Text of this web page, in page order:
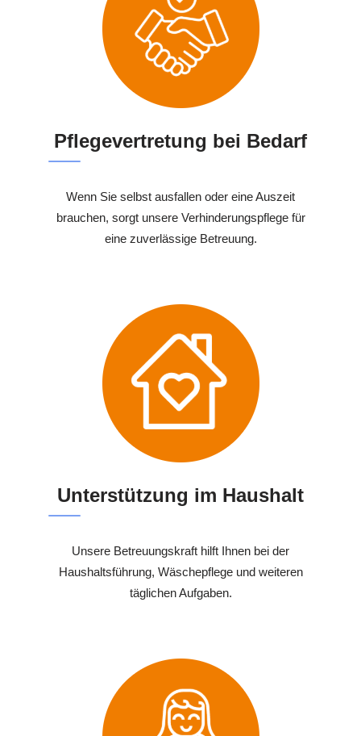
Pflegevertretung bei Bedarf
Wenn Sie selbst ausfallen oder eine Auszeit
brauchen, sorgt unsere Verhinderungspflege für
eine zuverlässige Betreuung.
Unterstützung im Haushalt
Unsere Betreuungskraft hilft Ihnen bei der
Haushaltsführung, Wäschepflege und weiteren
täglichen Aufgaben.